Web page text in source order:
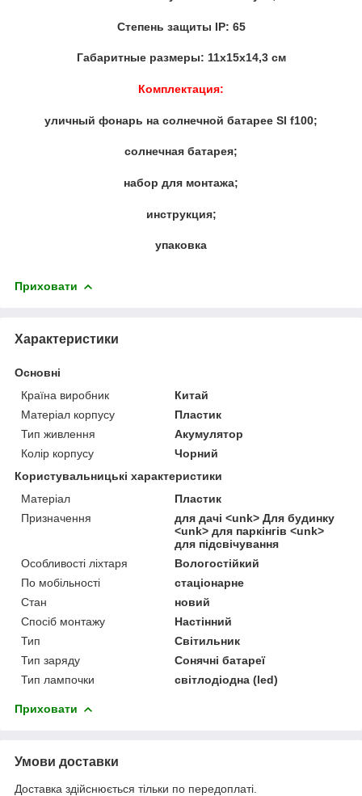
Степень защиты IP: 65
Габаритные размеры: 11х15х14,3 см
Комплектация:
уличный фонарь на солнечной батарее Sl f100;
солнечная батарея;
набор для монтажа;
инструкция;
упаковка
Приховати
Характеристики
Основні
Країна виробник
Китай
Матеріал корпусу
Пластик
Тип живлення
Акумулятор
Колір корпусу
Чорний
Користувальницькі характеристики
Матеріал
Пластик
Призначення
для дачі <unk> Для будинку
<unk> для паркінгів <unk>
для підсвічування
Особливості ліхтаря
Вологостійкий
По мобільності
стаціонарне
Стан
новий
Спосіб монтажу
Настінний
Тип
Світильник
Тип заряду
Сонячні батареї
Тип лампочки
світлодіодна (led)
Приховати
Умови доставки
Доставка здійснюється тільки по передоплаті.